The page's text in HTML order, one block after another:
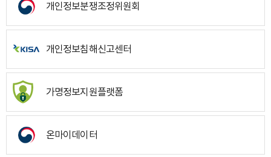
개인정보분쟁조정위원회
개인정보침해신고센터
가명정보지원플랫폼
온마이데이터